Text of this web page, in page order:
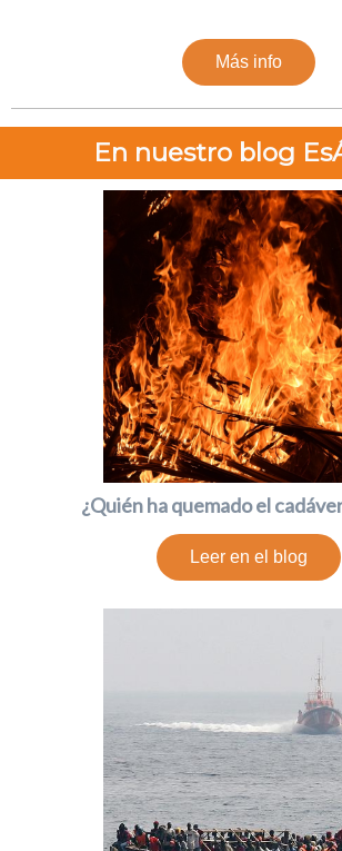
Más info
En nuestro blog
¿Quién ha quemado el
Leer en el blog